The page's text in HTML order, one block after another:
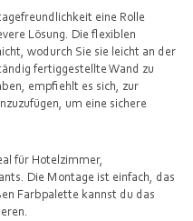
eine Rolle
Lösung. Die flexiblen
wodurch Sie sie leicht an der
fertiggestellte Wand zu
empfiehlt es sich, zur
um eine sichere
für Hotelzimmer,
Die Montage ist einfach, das
Farbpalette kannst du das